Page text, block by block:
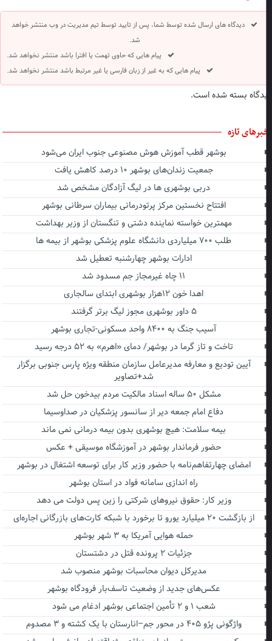
دیدگاه های ارسال شده توسط شما، پس از تایید توسط تیم مدیریت در وب منتشر خواهد
شد.
پیام هایی که حاوی تهمت یا افترا باشد منتشر نخواهد شد.
پیام هایی که به غیر از زبان فارسی یا غیر مرتبط باشد منتشر نخواهد شد.
بسته شده است.
تازه
بوشهر قطب آموزش هوش مصنوعی جنوب ایران می‌شود
جمعیت زندان‌های بوشهر ۱۰ درصد کاهش یافت
دربی بوشهری ها در لیگ آزادگان مشخص شد
افتتاح نخستین مرکز پرتودرمانی بیماران سرطانی بوشهر
مهمترین خواسته نماینده دشتی و تنگستان از وزیر بهداشت
طلب ۷۰۰ میلیاردی دانشگاه علوم پزشکی بوشهر از بیمه ها
ادارات بوشهر چهارشنبه تعطیل شد
اهدا خون ۱۲هزار بوشهری ابتدای سالجاری
آسیب جنگ به ۸۴۰۰ واحد مسکونی-تجاری بوشهر
تاخت و تاز گرما در بوشهر/ دمای «اهرم» به ۵۲ درجه رسید
آیین تودیع و معارفه مدیرعامل سازمان منطقه ویژه پارس جنوبی برگزار
شد+تصاویر
مشکل ۵۰ ساله اسناد مالکیت مردم بیدخون حل شد
دفاع امام جمعه دیر از سانسور پزشکیان در صداوسیما
بیمه سلامت: هیچ بوشهری بدون بیمه درمانی نمی ماند
حضور فرماندار بوشهر در آموزشگاه موسیقی + عکس
امضای چهارتفاهم‌نامه با حضور وزیر کار برای توسعه اشتغال در بوشهر
راه اندازی سامانه فواد در استان بوشهر
وزیر کار: حقوق نیروهای شرکتی را زین پس دولت می دهد
از بازگشت ۲۰ میلیارد یورو تا برخورد با شبکه کارت‌های بازرگانی اجاره‌ای
حمله هوایی آمریکا به ۳ شهر بوشهر
جزئیات ۲ پرونده قتل در دشتستان
مدیرکل دیوان محاسبات بوشهر منصوب شد
عکس‌های جدید از وضعیت تاسف‌بار فرودگاه بوشهر
شعب ۱ و ۲ تأمین اجتماعی بوشهر ادغام می شود
واژگونی پژو ۴۰۵ در محور جم–انارستان با یک کشته و ۳ مصدوم